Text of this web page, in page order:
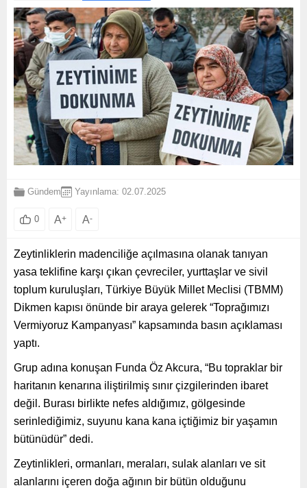
Gündem Yayınlama: 02.07.2025
0 A+ A-
Zeytinliklerin madenciliğe açılmasına olanak tanıyan
yasa teklifine karşı çıkan çevreciler, yurttaşlar ve sivil
toplum kuruluşları, Türkiye Büyük Millet Meclisi (TBMM)
Dikmen kapısı önünde bir araya gelerek “Toprağımızı
Vermiyoruz Kampanyası” kapsamında basın açıklaması
yaptı.
Grup adına konuşan Funda Öz Akcura, “Bu topraklar bir
haritanın kenarına iliştirilmiş sınır çizgilerinden ibaret
değil. Burası birlikte nefes aldığımız, gölgesinde
serinlediğimiz, suyunu kana kana içtiğimiz bir yaşamın
bütünüdür” dedi.
Zeytinlikleri, ormanları, meraları, sulak alanları ve sit
alanlarını içeren doğa ağının bir bütün olduğunu